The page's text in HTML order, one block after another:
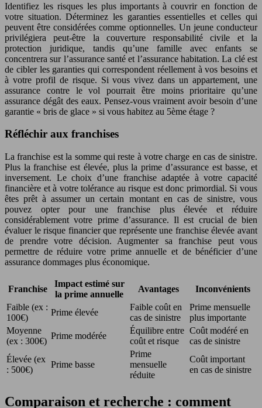
Identifiez les risques les plus importants à couvrir en fonction de
votre situation. Déterminez les garanties essentielles et celles qui
peuvent être considérées comme optionnelles. Un jeune conducteur
privilégiera peut-être la couverture responsabilité civile et la
protection juridique, tandis qu’une famille avec enfants se
concentrera sur l’assurance santé et l’assurance habitation. La clé est
de cibler les garanties qui correspondent réellement à vos besoins et
à votre profil de risque. Si vous vivez dans un appartement, une
assurance contre le vol pourrait être moins prioritaire qu’une
assurance dégât des eaux. Pensez-vous vraiment avoir besoin d’une
garantie « bris de glace » si vous habitez au 5ème étage ?
Réfléchir aux franchises
La franchise est la somme qui reste à votre charge en cas de sinistre.
Plus la franchise est élevée, plus la prime d’assurance est basse, et
inversement. Le choix d’une franchise adaptée à votre capacité
financière et à votre tolérance au risque est donc primordial. Si vous
êtes prêt à assumer un certain montant en cas de sinistre, vous
pouvez opter pour une franchise plus élevée et réduire
considérablement votre prime d’assurance. Il est crucial de bien
évaluer le risque financier que représente une franchise élevée avant
de prendre votre décision. Augmenter sa franchise peut vous
permettre de réduire votre prime annuelle et de bénéficier d’une
assurance dommages plus économique.
Franchise
Impact estimé sur
la prime annuelle
Avantages
Inconvénients
Faible (ex :
100€)
Prime élevée
Faible coût en
cas de sinistre
Prime mensuelle
plus importante
Moyenne
(ex : 300€)
Prime modérée
Équilibre entre
coût et risque
Coût modéré en
cas de sinistre
Élevée (ex
: 500€)
Prime basse
Prime
mensuelle
réduite
Coût important
en cas de sinistre
Comparaison et recherche : comment